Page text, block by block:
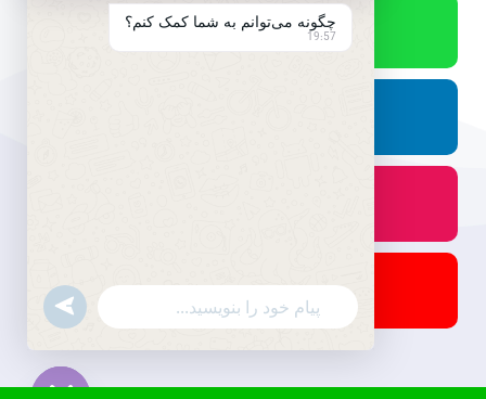
چگونه می‌توانم به شما کمک کنم؟
19:57
WhatsApp
Message
undefined